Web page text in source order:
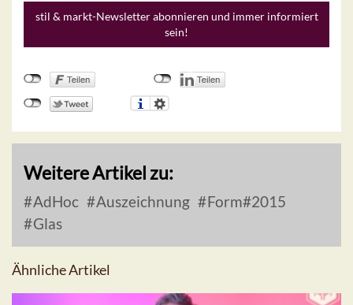
stil & markt-Newsletter abonnieren und immer informiert
sein!
Weitere Artikel zu:
AdHoc Auszeichnung
Form#2015
Glas
Ähnliche Artikel